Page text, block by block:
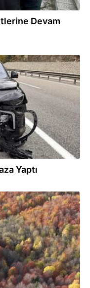
Devam
Yaptı